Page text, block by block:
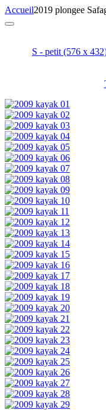
Accueil2019 plongee
S - petit (576 x